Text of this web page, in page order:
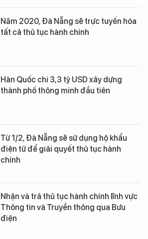
Năm 2020, Đà Nẵng sẽ trực tuyến hóa
tất cả thủ tục hành chính
Hàn Quốc chi 3,3 tỷ USD xây dựng
thành phố thông minh đầu tiên
Từ 1/2, Đà Nẵng sẽ sử dụng hộ khẩu
điện tử để giải quyết thủ tục hành
chính
Nhận và trả thủ tục hành chính lĩnh vực
Thông tin và Truyền thông qua Bưu
điện